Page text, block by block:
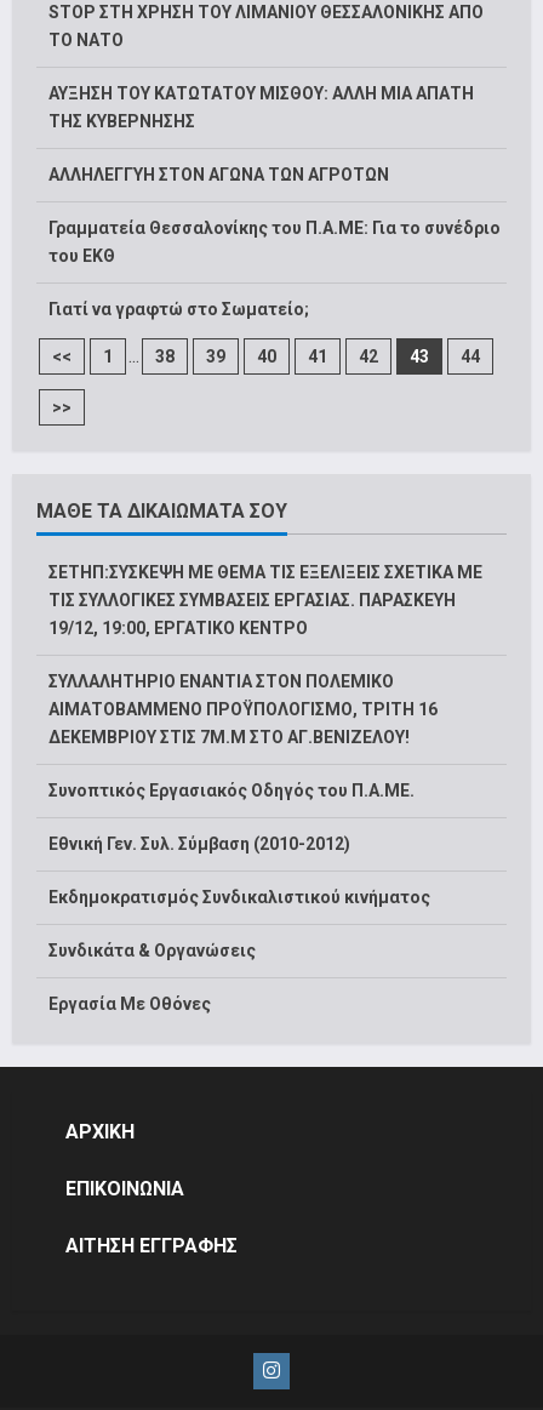
STOP ΣΤΗ ΧΡΗΣΗ ΤΟΥ ΛΙΜΑΝΙΟΥ ΘΕΣΣΑΛΟΝΙΚΗΣ ΑΠΟ
ΤΟ ΝΑΤΟ
ΑΥΞΗΣΗ ΤΟΥ ΚΑΤΩΤΑΤΟΥ ΜΙΣΘΟΥ: ΑΛΛΗ ΜΙΑ ΑΠΑΤΗ
ΤΗΣ ΚΥΒΕΡΝΗΣΗΣ
ΑΛΛΗΛΕΓΓΥΗ ΣΤΟΝ ΑΓΩΝΑ ΤΩΝ ΑΓΡΟΤΩΝ
Γραμματεία Θεσσαλονίκης του Π.Α.ΜΕ: Για το συνέδριο
του ΕΚΘ
Γιατί να γραφτώ στο Σωματείο;
<< 1 ... 38 39 40 41 42 43 44
>>
ΜΑΘΕ ΤΑ ΔΙΚΑΙΩΜΑΤΑ ΣΟΥ
ΣΕΤΗΠ:ΣΥΣΚΕΨΗ ΜΕ ΘΕΜΑ ΤΙΣ ΕΞΕΛΙΞΕΙΣ ΣΧΕΤΙΚΑ ΜΕ
ΤΙΣ ΣΥΛΛΟΓΙΚΕΣ ΣΥΜΒΑΣΕΙΣ ΕΡΓΑΣΙΑΣ. ΠΑΡΑΣΚΕΥΗ
19/12, 19:00, ΕΡΓΑΤΙΚΟ ΚΕΝΤΡΟ
ΣΥΛΛΑΛΗΤΗΡΙΟ ΕΝΑΝΤΙΑ ΣΤΟΝ ΠΟΛΕΜΙΚΟ
ΑΙΜΑΤΟΒΑΜΜΕΝΟ ΠΡΟΫΠΟΛΟΓΙΣΜΟ, ΤΡΙΤΗ 16
ΔΕΚΕΜΒΡΙΟΥ ΣΤΙΣ 7Μ.Μ ΣΤΟ ΑΓ.ΒΕΝΙΖΕΛΟΥ!
Συνοπτικός Εργασιακός Οδηγός του Π.Α.ΜΕ.
Εθνική Γεν. Συλ. Σύμβαση (2010-2012)
Εκδημοκρατισμός Συνδικαλιστικού κινήματος
Συνδικάτα & Οργανώσεις
Εργασία Με Οθόνες
ΑΡΧΙΚΗ
ΕΠΙΚΟΙΝΩΝΙΑ
ΑΙΤΗΣΗ ΕΓΓΡΑΦΗΣ
Instagram